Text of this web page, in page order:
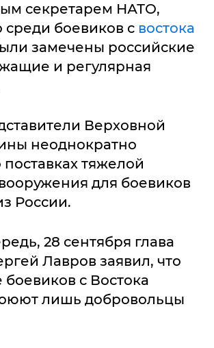
секретарем НАТО,
среди боевиков с востока
замечены российские
и регулярная
Верховной
неоднократно
поставках тяжелой
для боевиков
России.
28 сентября глава
Лавров заявил, что
боевиков с Востока
лишь добровольцы